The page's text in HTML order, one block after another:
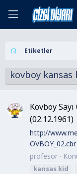
Etiketler
kovboy kansas
Kovboy
(02.12.1961)
http://
profesör
kansas kid